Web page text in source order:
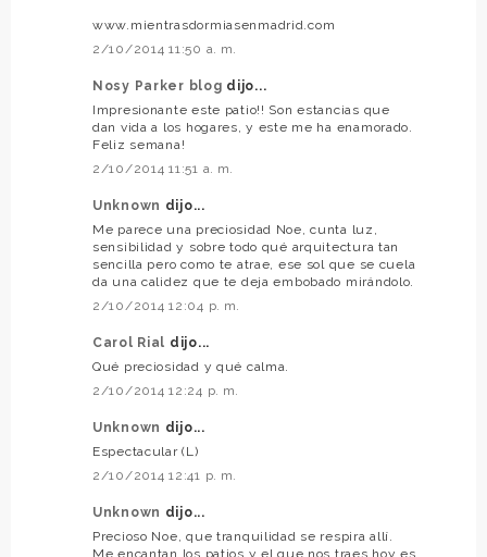
www.mientrasdormiasenmadrid.com
2/10/2014 11:50 a. m.
Nosy Parker blog dijo...
Impresionante este patio!! Son estancias que
dan vida a los hogares, y este me ha enamorado.
Feliz semana!
2/10/2014 11:51 a. m.
Unknown dijo...
Me parece una preciosidad Noe, cunta luz,
sensibilidad y sobre todo qué arquitectura tan
sencilla pero como te atrae, ese sol que se cuela
da una calidez que te deja embobado mirándolo.
2/10/2014 12:04 p. m.
Carol Rial dijo...
Qué preciosidad y qué calma.
2/10/2014 12:24 p. m.
Unknown dijo...
Espectacular (L)
2/10/2014 12:41 p. m.
Unknown dijo...
Precioso Noe, que tranquilidad se respira allí.